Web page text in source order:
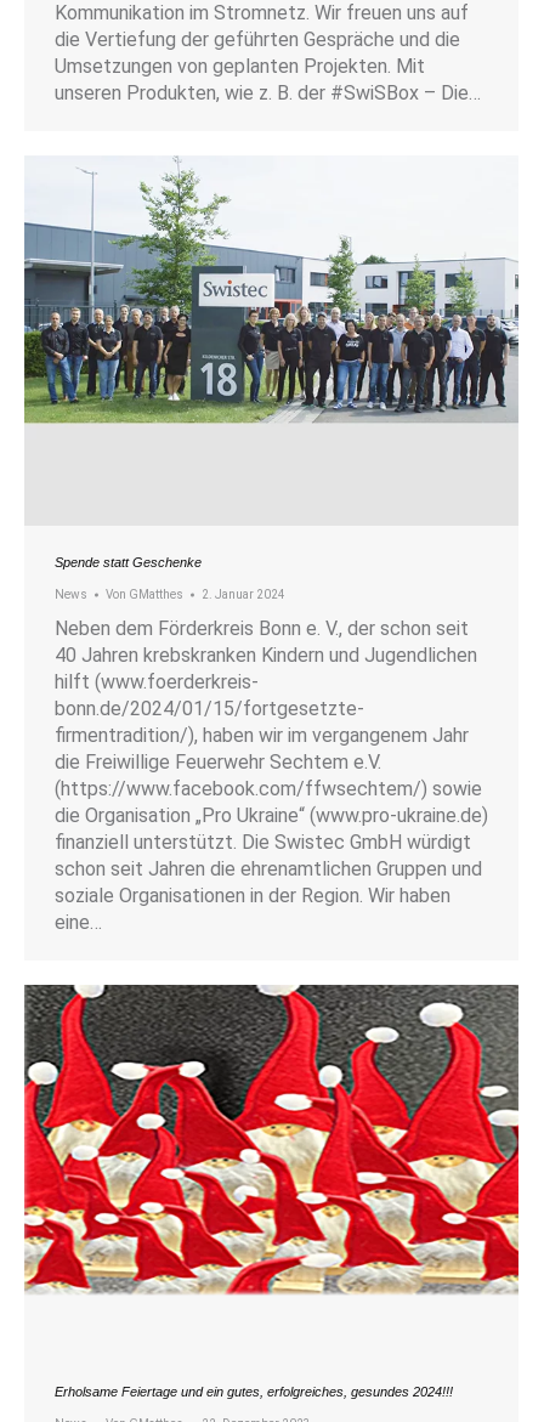
Kommunikation im Stromnetz. Wir freuen uns auf
die Vertiefung der geführten Gespräche und die
Umsetzungen von geplanten Projekten. Mit
unseren Produkten, wie z. B. der #SwiSBox – Die…
Spende statt Geschenke
News Von GMatthes 2. Januar 2024
Neben dem Förderkreis Bonn e. V., der schon seit
40 Jahren krebskranken Kindern und Jugendlichen
hilft (www.foerderkreis-
bonn.de/2024/01/15/fortgesetzte-
firmentradition/), haben wir im vergangenem Jahr
die Freiwillige Feuerwehr Sechtem e.V.
(https://www.facebook.com/ffwsechtem/) sowie
die Organisation „Pro Ukraine“ (www.pro-ukraine.de)
finanziell unterstützt. Die Swistec GmbH würdigt
schon seit Jahren die ehrenamtlichen Gruppen und
soziale Organisationen in der Region. Wir haben
eine…
Erholsame Feiertage und ein gutes, erfolgreiches, gesundes 2024!!!